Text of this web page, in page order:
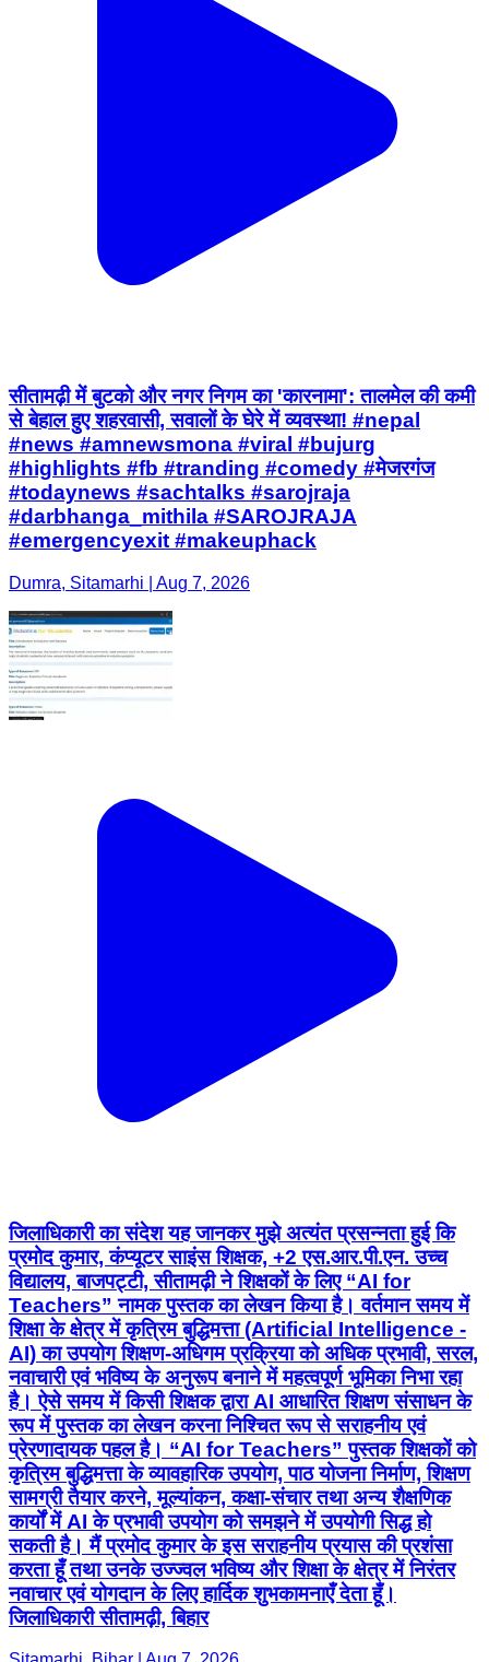
सीतामढ़ी में बुटको और नगर निगम का 'कारनामा': तालमेल की कमी
से बेहाल हुए शहरवासी, सवालों के घेरे में व्यवस्था! #nepal
#news #amnewsmona #viral #bujurg
#highlights #fb #tranding #comedy #मेजरगंज
#todaynews #sachtalks #sarojraja
#darbhanga_mithila #SAROJRAJA
#emergencyexit #makeuphack
Dumra, Sitamarhi | Aug 7, 2026
जिलाधिकारी का संदेश यह जानकर मुझे अत्यंत प्रसन्नता हुई कि
प्रमोद कुमार, कंप्यूटर साइंस शिक्षक, +2 एस.आर.पी.एन. उच्च
विद्यालय, बाजपट्टी, सीतामढ़ी ने शिक्षकों के लिए “AI for
Teachers” नामक पुस्तक का लेखन किया है। वर्तमान समय में
शिक्षा के क्षेत्र में कृत्रिम बुद्धिमत्ता (Artificial Intelligence -
AI) का उपयोग शिक्षण-अधिगम प्रक्रिया को अधिक प्रभावी, सरल,
नवाचारी एवं भविष्य के अनुरूप बनाने में महत्वपूर्ण भूमिका निभा रहा
है। ऐसे समय में किसी शिक्षक द्वारा AI आधारित शिक्षण संसाधन के
रूप में पुस्तक का लेखन करना निश्चित रूप से सराहनीय एवं
प्रेरणादायक पहल है। “AI for Teachers” पुस्तक शिक्षकों को
कृत्रिम बुद्धिमत्ता के व्यावहारिक उपयोग, पाठ योजना निर्माण, शिक्षण
सामग्री तैयार करने, मूल्यांकन, कक्षा-संचार तथा अन्य शैक्षणिक
कार्यों में AI के प्रभावी उपयोग को समझने में उपयोगी सिद्ध हो
सकती है। मैं प्रमोद कुमार के इस सराहनीय प्रयास की प्रशंसा
करता हूँ तथा उनके उज्ज्वल भविष्य और शिक्षा के क्षेत्र में निरंतर
नवाचार एवं योगदान के लिए हार्दिक शुभकामनाएँ देता हूँ।
जिलाधिकारी सीतामढ़ी, बिहार